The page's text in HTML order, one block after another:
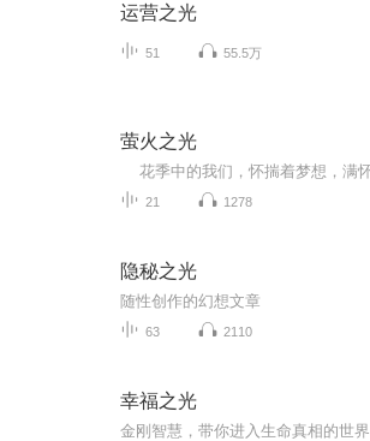
运营之光
51 55.5万
萤火之光
21 1278
隐秘之光
随性创作的幻想文章
63 2110
幸福之光
金刚智慧，带你进入生命真相的世界